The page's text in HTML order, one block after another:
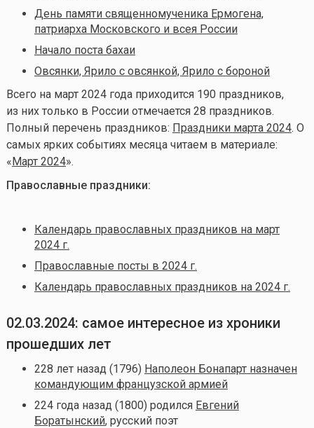
День памяти священномученика Ермогена,
патриарха Московского и всея России
Начало поста бахаи
Овсянки, Ярило с овсянкой, Ярило с бороной
Всего на март2024 года приходится 190 праздников,
из них только в России отмечается 28 праздников.
Полный перечень праздников: Праздники марта 2024. О
самых ярких событиях месяца читаем в материале:
«Март 2024».
Православные праздники:
Календарь православных праздников на март
2024 г.
Православные посты в 2024 г.
Календарь православных праздников на 2024 г.
02.03.2024: самое интересное из хроники
прошедших лет
228 лет назад (1796) Наполеон Бонапарт назначен
командующим французской армией
224 года назад (1800) родился Евгений
Боратынский, русский поэт